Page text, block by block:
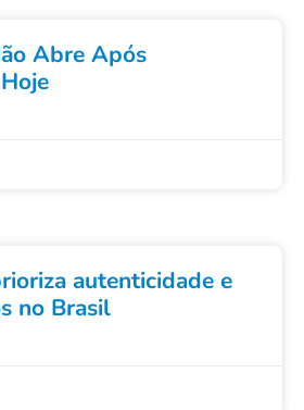
Abre Após
autenticidade e
no Brasil